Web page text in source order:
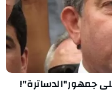
جمهور"الدساترة"!